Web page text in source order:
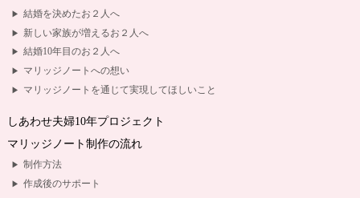
結婚を決めたお２人へ
新しい家族が増えるお２人へ
結婚10年目のお２人へ
マリッジノートへの想い
マリッジノートを通じて実現してほしいこと
しあわせ夫婦10年プロジェクト
マリッジノート制作の流れ
制作方法
作成後のサポート